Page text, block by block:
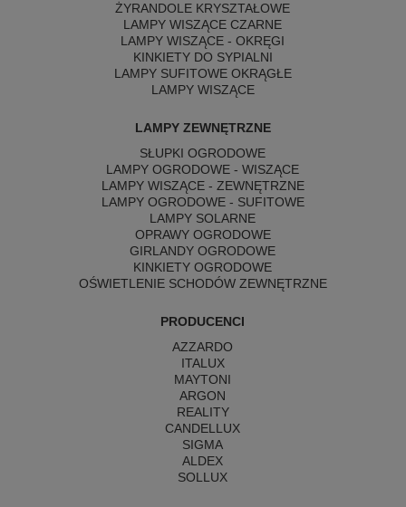
ŻYRANDOLE KRYSZTAŁOWE
LAMPY WISZĄCE CZARNE
LAMPY WISZĄCE - OKRĘGI
KINKIETY DO SYPIALNI
LAMPY SUFITOWE OKRĄGŁE
LAMPY WISZĄCE
LAMPY ZEWNĘTRZNE
SŁUPKI OGRODOWE
LAMPY OGRODOWE - WISZĄCE
LAMPY WISZĄCE - ZEWNĘTRZNE
LAMPY OGRODOWE - SUFITOWE
LAMPY SOLARNE
OPRAWY OGRODOWE
GIRLANDY OGRODOWE
KINKIETY OGRODOWE
OŚWIETLENIE SCHODÓW ZEWNĘTRZNE
PRODUCENCI
AZZARDO
ITALUX
MAYTONI
ARGON
REALITY
CANDELLUX
SIGMA
ALDEX
SOLLUX